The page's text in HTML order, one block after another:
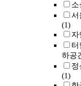
소
서
(1)
자
터
하공
정
(1)